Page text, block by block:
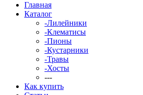
Главная
Каталог
-Лилейники
-Клематисы
-Пионы
-Кустарники
-Травы
-Хосты
---
Как купить